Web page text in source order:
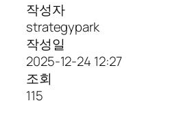
작성자
strategypark
작성일
2025-12-24 12:27
조회
115